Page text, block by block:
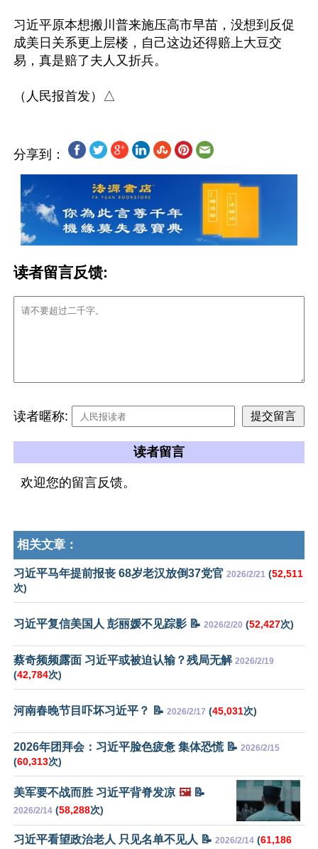
习近平原本想搬川普来施压高市早苗，没想到反促
成美日关系更上层楼，自己这边还得赔上大豆交
易，真是赔了夫人又折兵。
分享到：
读者留言反馈:
读者暱称:
读者留言
欢迎您的留言反馈。
相关文章：
习近平马年提前报丧 68岁老汉放倒37党官 2026/2/21 (52,511
次)
习近平复信美国人 彭丽媛不见踪影 📝 2026/2/20 (52,427次)
蔡奇频频露面 习近平或被迫认输？残局无解 2026/2/19
(42,784次)
河南春晚节目吓坏习近平？ 📝 2026/2/17 (45,031次)
2026年团拜会：习近平脸色疲惫 集体恐慌 📝 2026/2/15
(60,313次)
美军要不战而胜 习近平背脊发凉 🖼️📝
2026/2/14 (58,288次)
习近平看望政治老人 只见名单不见人 📝 2026/2/14 (61,186